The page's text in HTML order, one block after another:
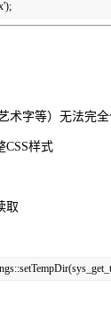
术字等）无法完全
CSS样式
取